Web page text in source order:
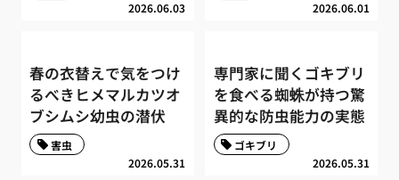
2026.06.03 2026.06.01
春の衣替えで気をつけ
るべきヒメマルカツオ
ブシムシ幼虫の潜伏
2026.05.31
害虫
専門家に聞くゴキブリ
を食べる蜘蛛が持つ驚
異的な防虫能力の実態
2026.05.31
ゴキブリ